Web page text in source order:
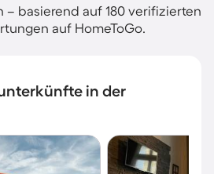
– basierend auf 180 verifizierten
auf HomeToGo.
in der